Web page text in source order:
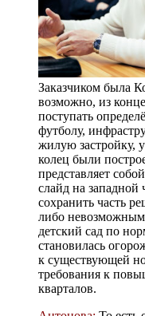
Заказчиком была
возможно, из
поступать
футболу,
жилую застройку,
колец были
представляет
слайд на
сохранить часть
либо невозможным
детский сад по
становилась
к существующей
требования к
кварталов.